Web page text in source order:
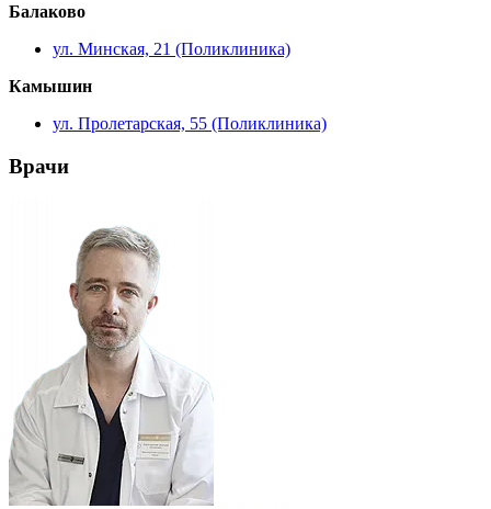
Балаково
ул. Минская, 21 (Поликлиника)
Камышин
ул. Пролетарская, 55 (Поликлиника)
Врачи